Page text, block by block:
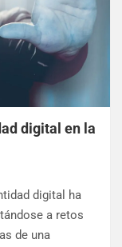
digital en la
digital ha
a retos
de una